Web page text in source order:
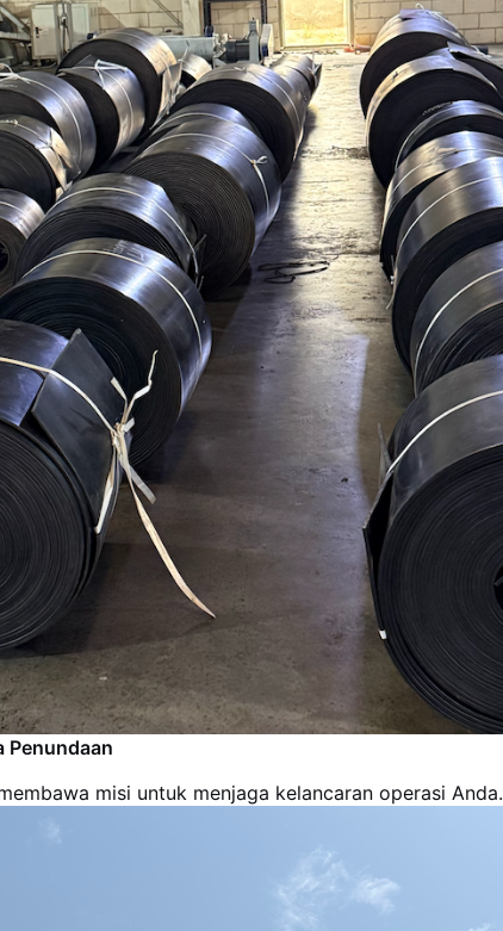
Penundaan
misi untuk menjaga kelancaran operasi Anda.